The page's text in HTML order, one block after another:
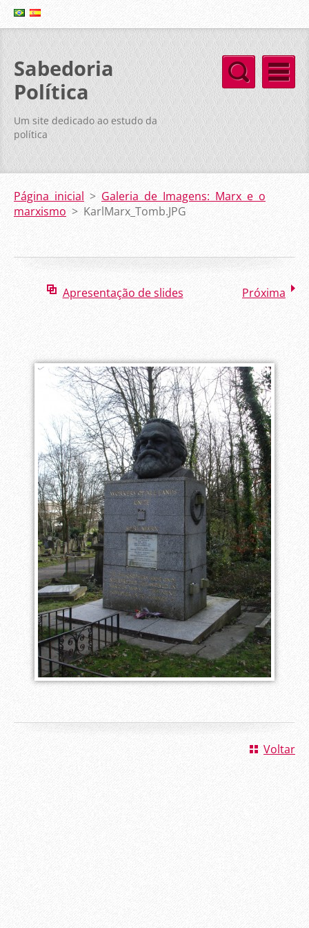
Sabedoria
Política
Um site dedicado ao estudo da
política
Página inicial > Galeria de Imagens: Marx e o
marxismo > KarlMarx_Tomb.JPG
Apresentação de slides Próxima
Voltar